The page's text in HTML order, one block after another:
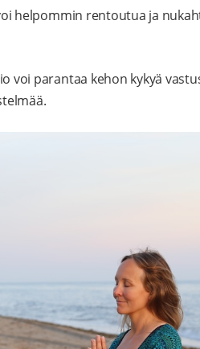
helpommin rentoutua ja
voi parantaa kehon kykyä